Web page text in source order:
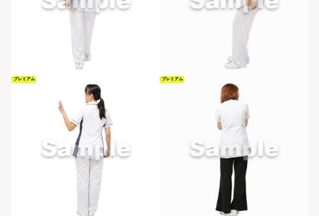
プレミアム プレミアム